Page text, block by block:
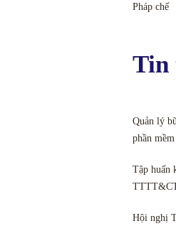
Pháp chế
Tin
Quản lý
phần
Tập huấn
Hội nghị